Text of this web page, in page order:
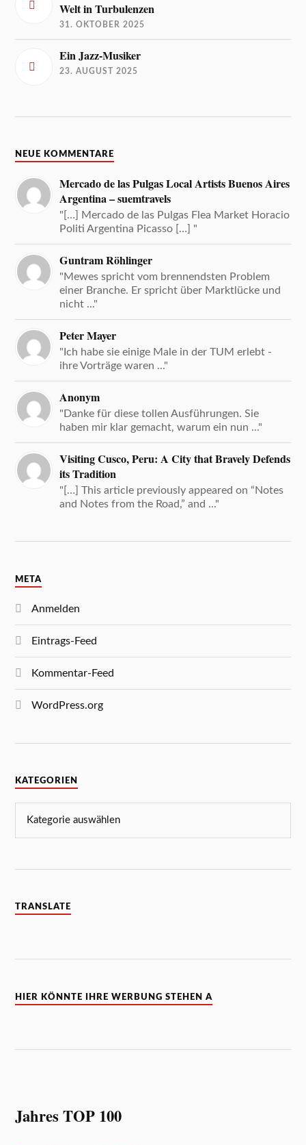
Welt in Turbulenzen
31. OKTOBER 2025
Ein Jazz-Musiker
23. AUGUST 2025
NEUE KOMMENTARE
Mercado de las Pulgas Local Artists Buenos Aires
Argentina – suemtravels
"[…] Mercado de las Pulgas Flea Market Horacio
Politi Argentina Picasso […] "
Guntram Röhlinger
"Mewes spricht vom brennendsten Problem
einer Branche. Er spricht über Marktlücke und
nicht ..."
Peter Mayer
"Ich habe sie einige Male in der TUM erlebt -
ihre Vorträge waren ..."
Anonym
"Danke für diese tollen Ausführungen. Sie
haben mir klar gemacht, warum ein nun ..."
Visiting Cusco, Peru: A City that Bravely Defends
its Tradition
"[…] This article previously appeared on “Notes
and Notes from the Road,” and ..."
META
Anmelden
Eintrags-Feed
Kommentar-Feed
WordPress.org
KATEGORIEN
TRANSLATE
HIER KÖNNTE IHRE WERBUNG STEHEN A
Jahres TOP 100